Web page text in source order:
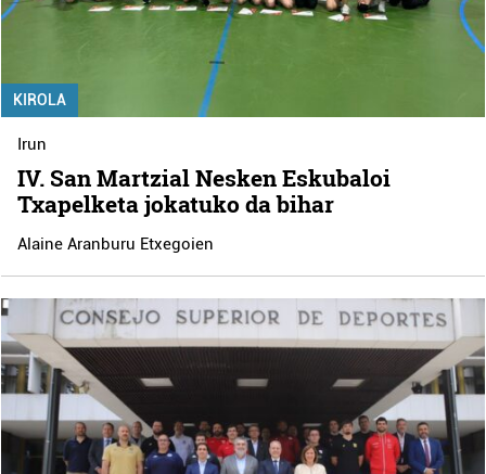
KIROLA
Irun
IV. San Martzial Nesken Eskubaloi
Txapelketa jokatuko da bihar
Alaine Aranburu Etxegoien